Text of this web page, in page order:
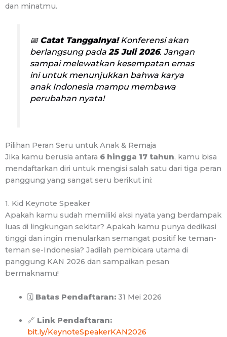
dan minatmu.
📅 Catat Tanggalnya!Konferensi akan
berlangsung pada25 Juli 2026. Jangan
sampai melewatkan kesempatan emas
ini untuk menunjukkan bahwa karya
anak Indonesia mampu membawa
perubahan nyata!
Pilihan Peran Seru untuk Anak & Remaja
Jika kamu berusia antara 6 hingga 17 tahun, kamu bisa
mendaftarkan diri untuk mengisi salah satu dari tiga peran
panggung yang sangat seru berikut ini:
1. Kid Keynote Speaker
Apakah kamu sudah memiliki aksi nyata yang berdampak
luas di lingkungan sekitar? Apakah kamu punya dedikasi
tinggi dan ingin menularkan semangat positif ke teman-
teman se-Indonesia? Jadilah pembicara utama di
panggung KAN 2026 dan sampaikan pesan
bermaknamu!
🗓 Batas Pendaftaran:31 Mei 2026
🔗 Link Pendaftaran:
bit.ly/KeynoteSpeakerKAN2026